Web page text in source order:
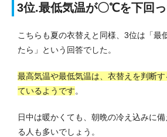
3位.最低気温が〇℃を下回
こちらも夏の衣替えと同様、3位は「最
たら」という回答でした。
最高気温や最低気温は、衣替えを判断
ているようです。
日中は暖かくても、朝晩の冷え込みに
る人も多いでしょう。